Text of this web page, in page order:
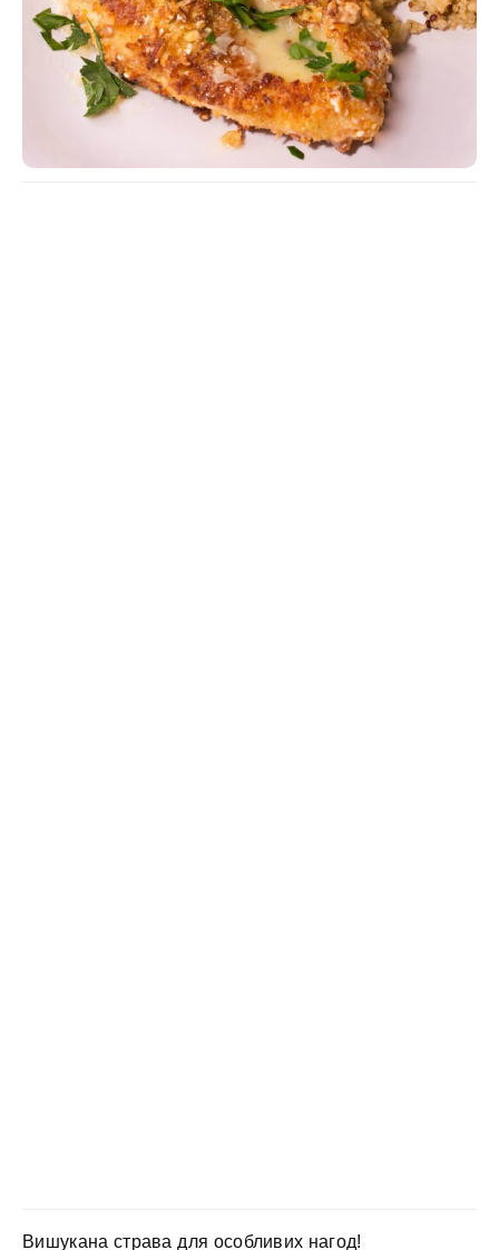
Вишукана страва для особливих нагод!